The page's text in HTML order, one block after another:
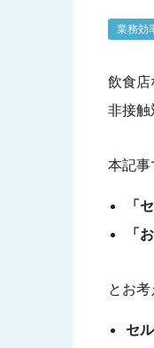
業務効
飲食
非接触
本記事
「
「
とお
セ